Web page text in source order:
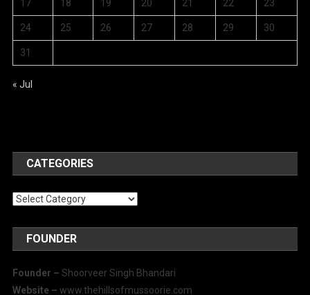
17 18 19 20 21 22 23
24 25 26 27 28 29 30
31
« Jul
CATEGORIES
Categories
FOUNDER
Founder – Shoorveer Singh Bhandari
Website – www.thehillsofmussoorie.com